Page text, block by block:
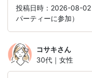
投稿日時：2026-08-02
パーティーに参加）
コサキさん
30代｜女性